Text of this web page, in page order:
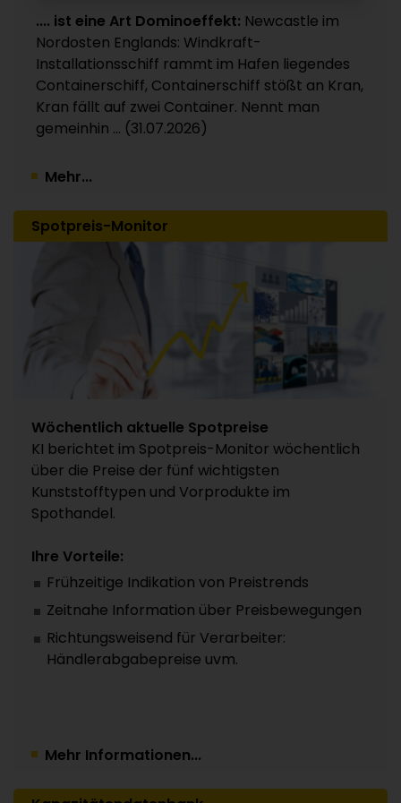
Nettoergebnis wieder im positiven Bereich
.... ist eine Art Dominoeffekt: Newcastle im
Nordosten Englands: Windkraft-
Installationsschiff rammt im Hafen liegendes
Containerschiff, Containerschiff stößt an Kran,
Kran fällt auf zwei Container. Nennt man
gemeinhin ... (31.07.2026)
Mehr...
Spotpreis-Monitor
Wöchentlich aktuelle Spotpreise
KI berichtet im Spotpreis-Monitor wöchentlich
über die Preise der fünf wichtigsten
Kunststofftypen und Vorprodukte im
Spothandel.
Ihre Vorteile:
Frühzeitige Indikation von Preistrends
Zeitnahe Information über Preisbewegungen
Richtungsweisend für Verarbeiter:
Händlerabgabepreise uvm.
Mehr Informationen...